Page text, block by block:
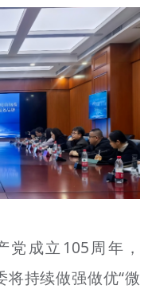
成立105周年，
将持续做强做优“微